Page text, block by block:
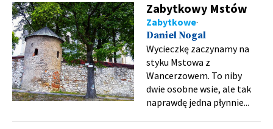
Zabytkowy Mstów
Zabytkowe
Daniel Nogal
Wycieczkę zaczynamy na
styku Mstowa z
Wancerzowem. To niby
dwie osobne wsie, ale tak
naprawdę jedna płynnie...